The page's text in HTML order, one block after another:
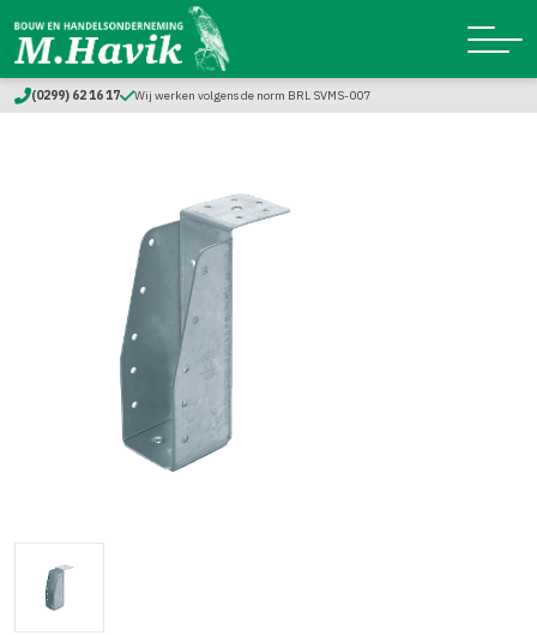
(0299) 62 16 17 Wij werken volgens de norm BRL SVMS-007